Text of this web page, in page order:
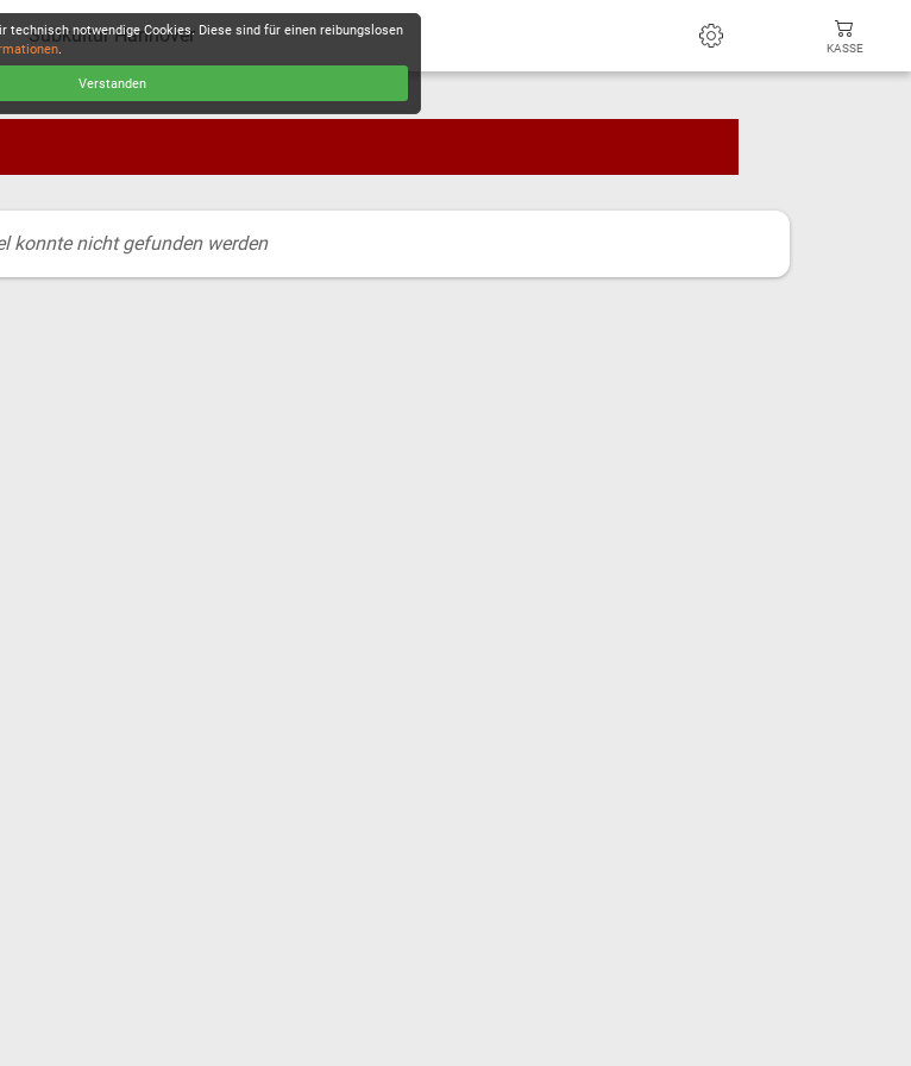
Subkultur Hannover
KASSE
konnte nicht gefunden werden
technisch notwendige Cookies. Diese sind für einen reibungslosen
.
Verstanden